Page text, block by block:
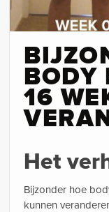
BODY
16
Het
Bijzonder hoe
kunnen